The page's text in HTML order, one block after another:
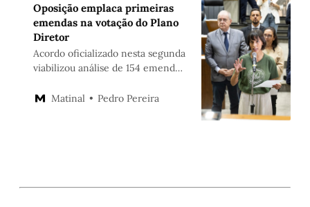
Oposição emplaca primeiras
emendas na votação do Plano
Diretor
Acordo oficializado nesta segunda
viabilizou análise de 154 emendas,
precisava ser votado
Matinal Pedro Pereira